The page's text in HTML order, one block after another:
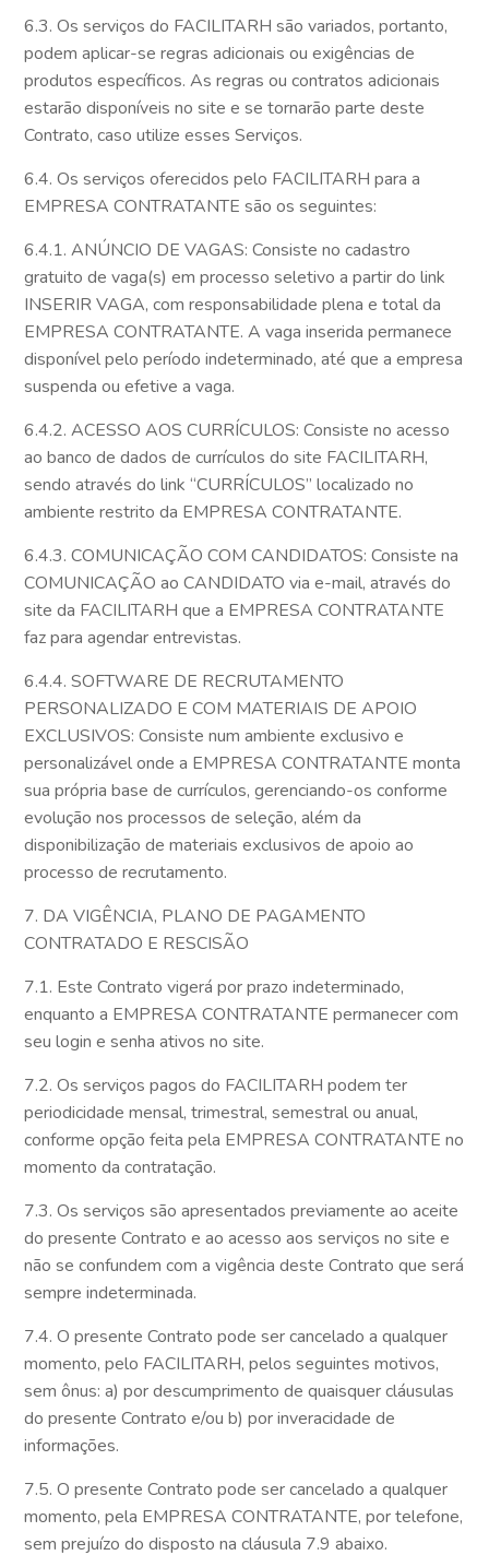
6.3. Os serviços do FACILITARH são variados, portanto,
podem aplicar-se regras adicionais ou exigências de
produtos específicos. As regras ou contratos adicionais
estarão disponíveis no site e se tornarão parte deste
Contrato, caso utilize esses Serviços.
6.4. Os serviços oferecidos pelo FACILITARH para a
EMPRESA CONTRATANTE são os seguintes:
6.4.1. ANÚNCIO DE VAGAS: Consiste no cadastro
gratuito de vaga(s) em processo seletivo a partir do link
INSERIR VAGA, com responsabilidade plena e total da
EMPRESA CONTRATANTE. A vaga inserida permanece
disponível pelo período indeterminado, até que a empresa
suspenda ou efetive a vaga.
6.4.2. ACESSO AOS CURRÍCULOS: Consiste no acesso
ao banco de dados de currículos do site FACILITARH,
sendo através do link “CURRÍCULOS” localizado no
ambiente restrito da EMPRESA CONTRATANTE.
6.4.3. COMUNICAÇÃO COM CANDIDATOS: Consiste na
COMUNICAÇÃO ao CANDIDATO via e-mail, através do
site da FACILITARH que a EMPRESA CONTRATANTE
faz para agendar entrevistas.
6.4.4. SOFTWARE DE RECRUTAMENTO
PERSONALIZADO E COM MATERIAIS DE APOIO
EXCLUSIVOS: Consiste num ambiente exclusivo e
personalizável onde a EMPRESA CONTRATANTE monta
sua própria base de currículos, gerenciando-os conforme
evolução nos processos de seleção, além da
disponibilização de materiais exclusivos de apoio ao
processo de recrutamento.
7. DA VIGÊNCIA, PLANO DE PAGAMENTO
CONTRATADO E RESCISÃO
7.1. Este Contrato vigerá por prazo indeterminado,
enquanto a EMPRESA CONTRATANTE permanecer com
seu login e senha ativos no site.
7.2. Os serviços pagos do FACILITARH podem ter
periodicidade mensal, trimestral, semestral ou anual,
conforme opção feita pela EMPRESA CONTRATANTE no
momento da contratação.
7.3. Os serviços são apresentados previamente ao aceite
do presente Contrato e ao acesso aos serviços no site e
não se confundem com a vigência deste Contrato que será
sempre indeterminada.
7.4. O presente Contrato pode ser cancelado a qualquer
momento, pelo FACILITARH, pelos seguintes motivos,
sem ônus: a) por descumprimento de quaisquer cláusulas
do presente Contrato e/ou b) por inveracidade de
informações.
7.5. O presente Contrato pode ser cancelado a qualquer
momento, pela EMPRESA CONTRATANTE, por telefone,
sem prejuízo do disposto na cláusula 7.9 abaixo.